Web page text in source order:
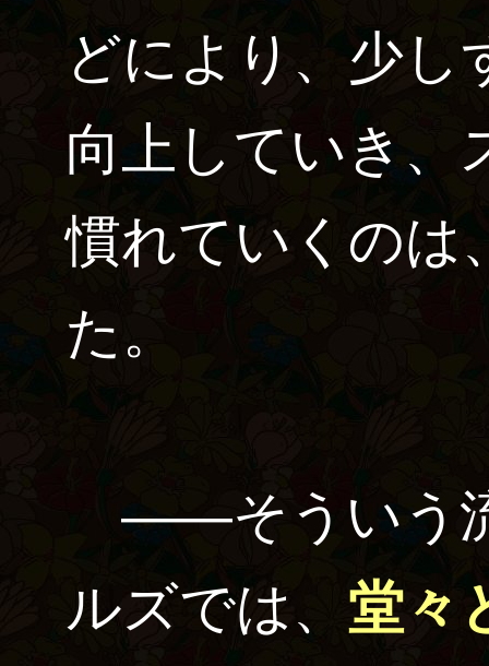
どにより、少し
向上していき、
慣れていくのは
た。
――そういう
ルズでは、 堂々